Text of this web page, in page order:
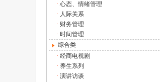
· 心态、情绪管理
· 人际关系
· 财务管理
· 时间管理
综合类
· 经商电视剧
· 养生系列
· 演讲访谈